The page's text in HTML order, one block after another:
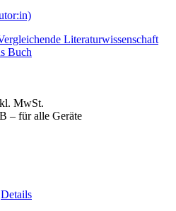
Literaturwissenschaft
Buch
MwSt.
– für alle Geräte
Details